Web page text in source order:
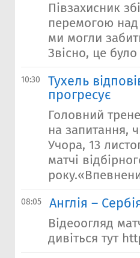
Півзахисник
перемогою
ми могли
Звісно, це
10:30
Тухель
прогресує
Головний
на запитання,
Учора, 13
матчі
08:05 Англія –
Відеоогляд
дивіться тут